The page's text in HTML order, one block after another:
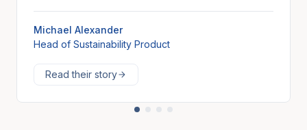
Michael Alexander
Head of Sustainability Product
Read their story